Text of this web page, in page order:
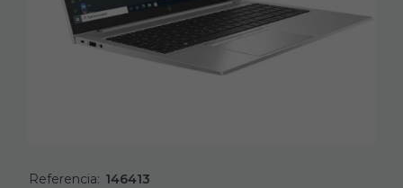
Referencia: 146413